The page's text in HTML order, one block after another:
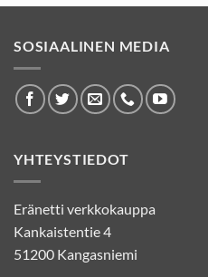
SOSIAALINEN MEDIA
YHTEYSTIEDOT
Eränetti verkkokauppa
Kankaistentie 4
51200 Kangasniemi